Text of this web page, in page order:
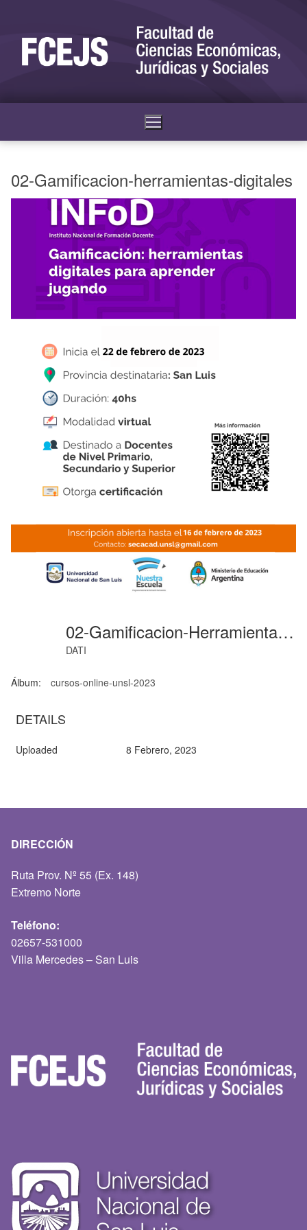
02-Gamificacion-herramientas-digitales
02-Gamificacion-Herramientas-Digitales
DATI
Álbum: cursos-online-unsl-2023
DETAILS
Uploaded 8 Febrero, 2023
DIRECCIÓN
Ruta Prov. Nº 55 (Ex. 148)
Extremo Norte
Teléfono:
02657-531000
Villa Mercedes – San Luis